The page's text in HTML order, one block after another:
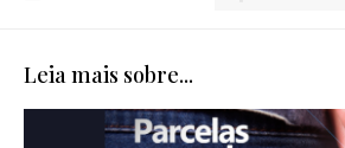
Leia mais sobre...